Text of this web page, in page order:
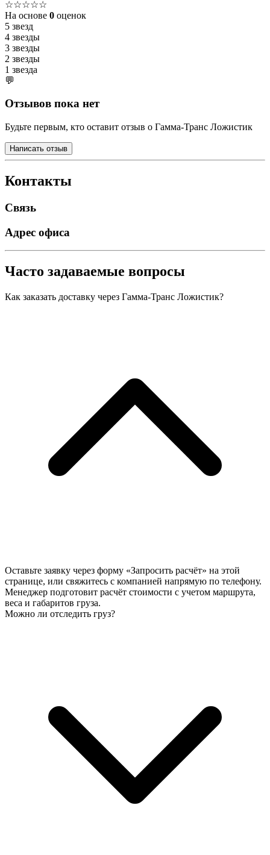
☆☆☆☆☆
На основе 0 оценок
5 звезд
4 звезды
3 звезды
2 звезды
1 звезда
💬
Отзывов пока нет
Будьте первым, кто оставит отзыв о Гамма-Транс Ложистик
Написать отзыв
Контакты
Связь
Адрес офиса
Часто задаваемые вопросы
Как заказать доставку через Гамма-Транс Ложистик?
Оставьте заявку через форму «Запросить расчёт» на этой
странице, или свяжитесь с компанией напрямую по телефону.
Менеджер подготовит расчёт стоимости с учетом маршрута,
веса и габаритов груза.
Можно ли отследить груз?